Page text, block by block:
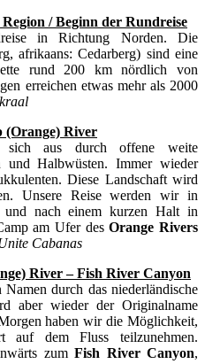
/ Beginn der Rundreise
in Richtung Norden. Die
afrikaans: Cedarberg) sind eine
rund 200 km nördlich von
erreichen etwas mehr als 2000
(Orange) River
sich aus durch offene weite
und Halbwüsten. Immer wieder
Diese Landschaft wird
Unsere Reise werden wir in
und nach einem kurzen Halt in
am Ufer desOrange Rivers
Cabanas
River – Fish River Canyon
durch das niederländische
aber wieder der Originalname
haben wir die Möglichkeit,
auf dem Fluss teilzunehmen.
zumFish River Canyon,